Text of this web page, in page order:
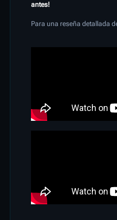
antes!
Para una reseña detallada